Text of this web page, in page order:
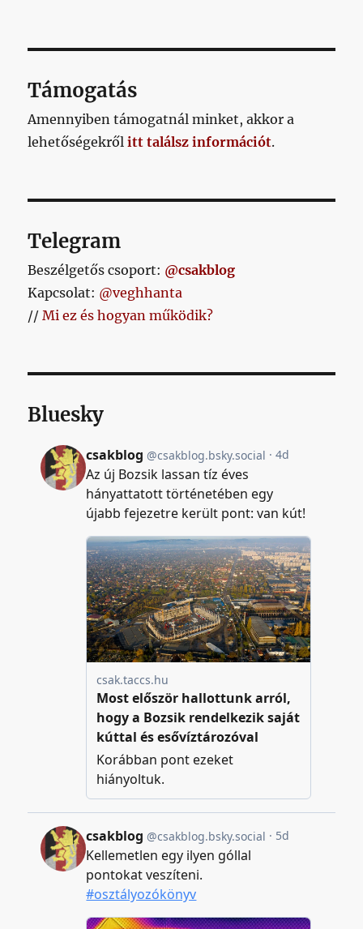
Támogatás
Amennyiben támogatnál minket, akkor a
lehetőségekrőlitt találsz információt.
Telegram
Beszélgetős csoport: @csakblog
Kapcsolat: @veghhanta
//Mi ez és hogyan működik?
Bluesky